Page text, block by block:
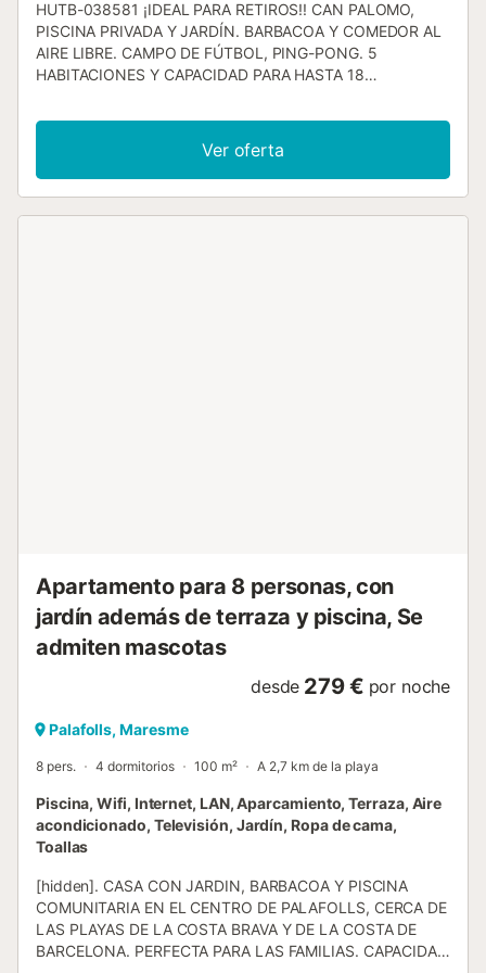
HUTB-038581 ¡IDEAL PARA RETIROS!! CAN PALOMO,
PISCINA PRIVADA Y JARDÍN. BARBACOA Y COMEDOR AL
AIRE LIBRE. CAMPO DE FÚTBOL, PING-PONG. 5
HABITACIONES Y CAPACIDAD PARA HASTA 18
familias y grupos de amigos que quieren compartir y
disfrutar juntos en una zona tranquila rodeada de
naturaleza. · La casa está situada en la localidad de
Palafolls (provincia de Barcelona) y ha sido declarada
Salón-comedo...
Ver oferta
Apartamento para 8 personas, con
jardín además de terraza y piscina, Se
admiten mascotas
desde 279 € por noche
Palafolls, Maresme
8 pers. 4 dormitorios 100 m² A 2,7 km de la playa
Piscina, Wifi, Internet, LAN, Aparcamiento, Terraza, Aire
acondicionado, Televisión, Jardín, Ropa de cama,
Toallas
[hidden]. CASA CON JARDIN, BARBACOA Y PISCINA
COMUNITARIA EN EL CENTRO DE PALAFOLLS, CERCA DE
LAS PLAYAS DE LA COSTA BRAVA Y DE LA COSTA DE
BARCELONA. PERFECTA PARA LAS FAMILIAS. CAPACIDAD